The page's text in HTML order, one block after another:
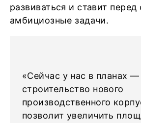
развиваться и ставит перед
амбициозные задачи.
«Сейчас у нас в планах —
строительство нового
производственного
позволит увеличить